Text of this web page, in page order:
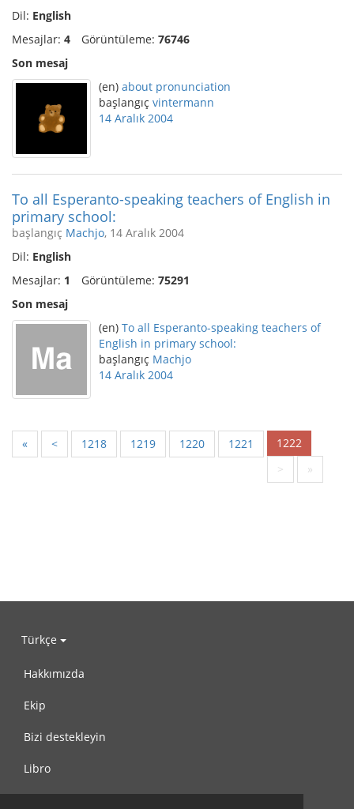
Dil: English
Mesajlar: 4 Görüntüleme: 76746
Son mesaj
(en) about pronunciation
başlangıç vintermann
14 Aralık 2004
To all Esperanto-speaking teachers of English in
primary school:
başlangıç Machjo, 14 Aralık 2004
Dil: English
Mesajlar: 1 Görüntüleme: 75291
Son mesaj
(en) To all Esperanto-speaking teachers of
English in primary school:
başlangıç Machjo
14 Aralık 2004
« < 1218 1219 1220 1221
1222
>
»
Türkçe
Hakkımızda
Ekip
Bizi destekleyin
Libro